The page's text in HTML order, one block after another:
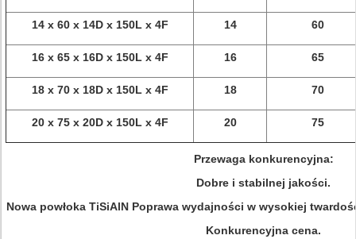
14 x 60 x 14D x 150L x 4F 14 60
16 x 65 x 16D x 150L x 4F 16 65
18 x 70 x 18D x 150L x 4F 18 70
20 x 75 x 20D x 150L x 4F 20 75
Przewaga konkurencyjna:
Dobre i stabilnej jakości.
Nowa powłoka TiSiAlN Poprawa wydajności w wysokiej
Konkurencyjna cena.